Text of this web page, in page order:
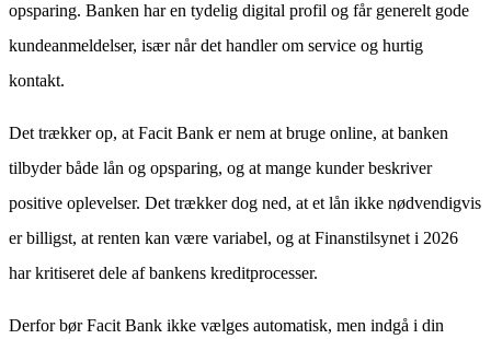
opsparing. Banken har en tydelig digital profil og får generelt gode
kundeanmeldelser, især når det handler om service og hurtig
kontakt.
Det trækker op, at Facit Bank er nem at bruge online, at banken
tilbyder både lån og opsparing, og at mange kunder beskriver
positive oplevelser. Det trækker dog ned, at et lån ikke nødvendigvis
er billigst, at renten kan være variabel, og at Finanstilsynet i 2026
har kritiseret dele af bankens kreditprocesser.
Derfor bør Facit Bank ikke vælges automatisk, men indgå i din